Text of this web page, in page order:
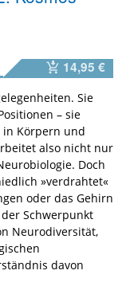
14,95 €
Sie
– sie
in Körpern und
also nicht nur
Doch
»verdrahtet«
oder das Gehirn
Schwerpunkt
Neurodiversität,
davon